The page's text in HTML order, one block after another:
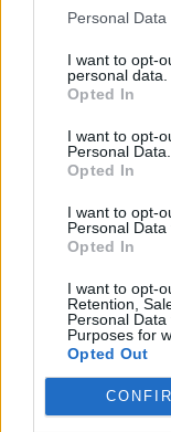
Personal
I want to opt-
personal data.
Opted In
I want to opt-
Personal Data.
Opted In
I want to opt-
Personal Data
Opted In
I want to opt-
Retention,
Personal
Purposes for
Opted Out
Παρά τη
σύντομα τα
καταφέρουν
γάλα που
πιστεύει πως
στους
Δείτε όλη την